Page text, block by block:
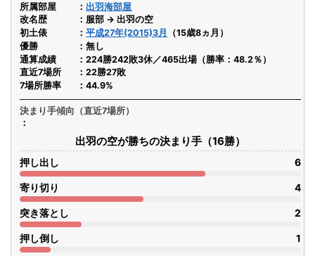
所属部屋
出羽海部屋
改名歴
服部 → 出羽の空
初土俵
平成27年(2015)3月
（15歳8ヵ月）
優勝
無し
通算成績
224勝242敗3休／465出場（勝率：48.2％）
直近7場所
22勝27敗
7場所勝率
44.9%
決まり手傾向（直近7場所）
出羽の空が勝ちの決まり手（16勝）
押し出し 6
寄り切り 4
突き落とし 2
押し倒し 1